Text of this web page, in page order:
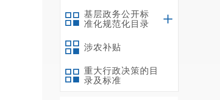
基层政务公开标
准化规范化目录
涉农补贴
重大行政决策的目
录及标准